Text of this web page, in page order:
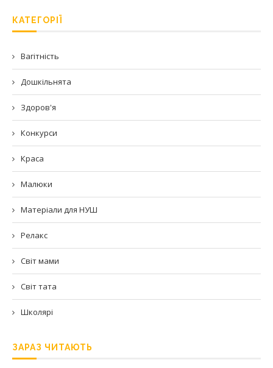
КАТЕГОРІЇ
Вагітність
Дошкільнята
Здоров'я
Конкурси
Краса
Малюки
Матеріали для НУШ
Релакс
Світ мами
Світ тата
Школярі
ЗАРАЗ ЧИТАЮТЬ